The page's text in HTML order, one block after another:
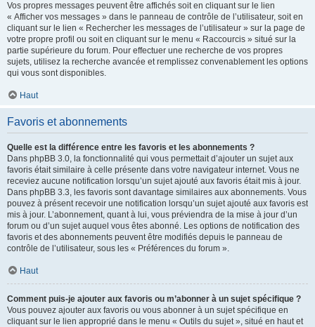
Vos propres messages peuvent être affichés soit en cliquant sur le lien
« Afficher vos messages » dans le panneau de contrôle de l’utilisateur, soit en
cliquant sur le lien « Rechercher les messages de l’utilisateur » sur la page de
votre propre profil ou soit en cliquant sur le menu « Raccourcis » situé sur la
partie supérieure du forum. Pour effectuer une recherche de vos propres
sujets, utilisez la recherche avancée et remplissez convenablement les options
qui vous sont disponibles.
Haut
Favoris et abonnements
Quelle est la différence entre les favoris et les abonnements ?
Dans phpBB 3.0, la fonctionnalité qui vous permettait d’ajouter un sujet aux
favoris était similaire à celle présente dans votre navigateur internet. Vous ne
receviez aucune notification lorsqu’un sujet ajouté aux favoris était mis à jour.
Dans phpBB 3.3, les favoris sont davantage similaires aux abonnements. Vous
pouvez à présent recevoir une notification lorsqu’un sujet ajouté aux favoris est
mis à jour. L’abonnement, quant à lui, vous préviendra de la mise à jour d’un
forum ou d’un sujet auquel vous êtes abonné. Les options de notification des
favoris et des abonnements peuvent être modifiés depuis le panneau de
contrôle de l’utilisateur, sous les « Préférences du forum ».
Haut
Comment puis-je ajouter aux favoris ou m’abonner à un sujet spécifique ?
Vous pouvez ajouter aux favoris ou vous abonner à un sujet spécifique en
cliquant sur le lien approprié dans le menu « Outils du sujet », situé en haut et